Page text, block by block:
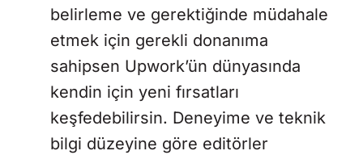
belirleme ve gerektiğinde müdahale
etmek için gerekli donanıma
sahipsen Upwork’ün dünyasında
kendin için yeni fırsatları
keşfedebilirsin. Deneyime ve teknik
bilgi düzeyine göre editörler